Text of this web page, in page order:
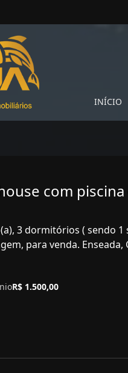
INÍCIO
com piscina
3 dormitórios ( sendo 1
para venda. Enseada,
R$ 1.500,00